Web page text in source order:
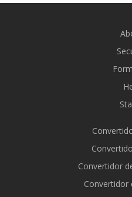
Convertidor
Convertidor